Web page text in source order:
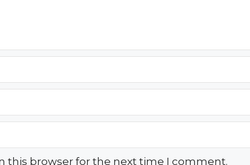
this browser for the next time I comment.